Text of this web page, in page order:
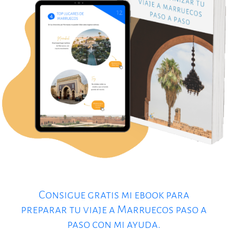
Consigue gratis mi ebook para
preparar tu viaje a Marruecos paso a
paso con mi ayuda.